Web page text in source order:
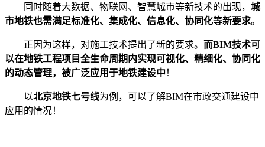
同时随着大数据、物联网、智慧城市等新技术的出现， 城
市地铁也需满足标准化、集成化、信息化、协同化等新要求。
正因为这样，对施工技术提出了新的要求。 而BIM技术可
以在地铁工程项目全生命周期内实现可视化、精细化、协同化
的动态管理，被广泛应用于地铁建设中 ！
以北京地铁七号线为例，可以了解BIM在市政交通建设中
应用的情况！